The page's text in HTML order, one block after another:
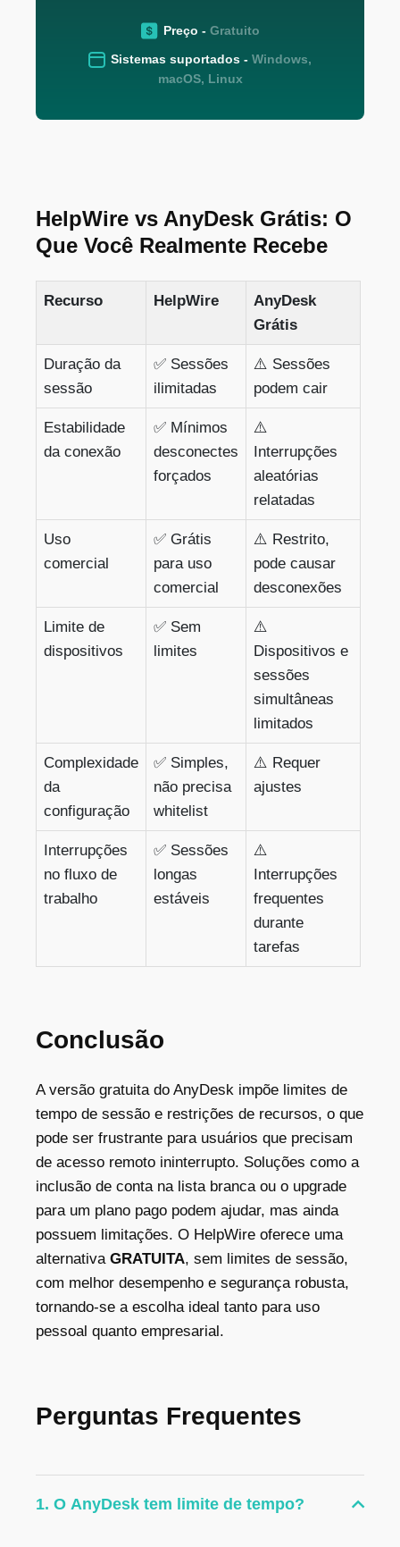
Preço - Gratuito
Sistemas suportados - Windows,
macOS, Linux
HelpWire vs AnyDesk Grátis: O
Que Você Realmente Recebe
Recurso HelpWire
AnyDesk
Grátis
Duração da
sessão
✅ Sessões
ilimitadas
⚠️ Sessões
podem cair
Estabilidade
da conexão
✅ Mínimos
desconectes
forçados
⚠️
Interrupções
aleatórias
relatadas
Uso
comercial
✅ Grátis
para uso
comercial
⚠️ Restrito,
pode causar
desconexões
Limite de
dispositivos
✅ Sem
limites
⚠️
Dispositivos e
sessões
simultâneas
limitados
Complexidade
da
configuração
✅ Simples,
não precisa
whitelist
⚠️ Requer
ajustes
Interrupções
no fluxo de
trabalho
✅ Sessões
longas
estáveis
⚠️
Interrupções
frequentes
durante
tarefas
Conclusão
A versão gratuita do AnyDesk impõe limites de
tempo de sessão e restrições de recursos, o que
pode ser frustrante para usuários que precisam
de acesso remoto ininterrupto. Soluções como a
inclusão de conta na lista branca ou o upgrade
para um plano pago podem ajudar, mas ainda
possuem limitações. O HelpWire oferece uma
alternativa GRATUITA, sem limites de sessão,
com melhor desempenho e segurança robusta,
tornando-se a escolha ideal tanto para uso
pessoal quanto empresarial.
Perguntas Frequentes
1. O AnyDesk tem limite de tempo?